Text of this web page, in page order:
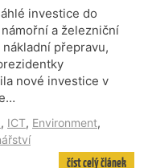
investice do
a železniční
přepravu,
nové investice v
, ICT, Environment,
číst celý článek